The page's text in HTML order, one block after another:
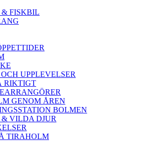
FISKBIL
UPPLEVELSER
RIKTIGT
GENOM ÅREN
BOLMEN
VILDA DJUR
TIRAHOLM